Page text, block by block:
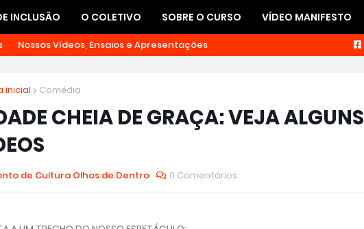
INCLUSÃO O COLETIVO SOBRE O CURSO VÍDEO MANIFESTO
Nossos Vídeos, Ensaios e Apresentações
inicial Comédia
CHEIA DE GRAÇA: VEJA ALGUNS
de Cultura Olhos de Dentro 0 Comentários